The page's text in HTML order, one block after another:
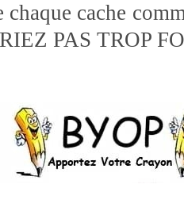
chaque cache
PAS TROP